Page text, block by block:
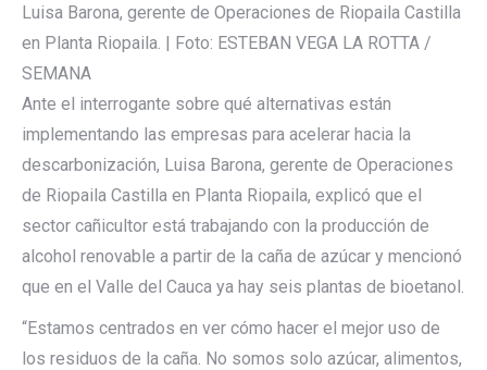
Luisa Barona, gerente de Operaciones de Riopaila Castilla
en Planta Riopaila. | Foto: ESTEBAN VEGA LA ROTTA /
SEMANA
Ante el interrogante sobre qué alternativas están
implementando las empresas para acelerar hacia la
descarbonización, Luisa Barona, gerente de Operaciones
de Riopaila Castilla en Planta Riopaila, explicó que el
sector cañicultor está trabajando con la producción de
alcohol renovable a partir de la caña de azúcar y mencionó
que en el Valle del Cauca ya hay seis plantas de bioetanol.
“Estamos centrados en ver cómo hacer el mejor uso de
los residuos de la caña. No somos solo azúcar, alimentos,